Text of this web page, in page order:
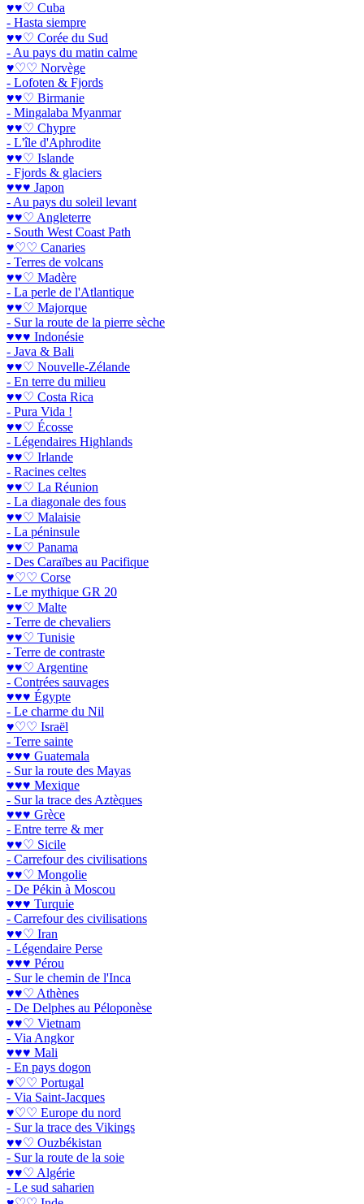
♥♥♡ Cuba
- Hasta siempre
♥♥♡ Corée du Sud
- Au pays du matin calme
♥♡♡ Norvège
- Lofoten & Fjords
♥♥♡ Birmanie
- Mingalaba Myanmar
♥♥♡ Chypre
- L'île d'Aphrodite
♥♥♡ Islande
- Fjords & glaciers
♥♥♥ Japon
- Au pays du soleil levant
♥♥♡ Angleterre
- South West Coast Path
♥♡♡ Canaries
- Terres de volcans
♥♥♡ Madère
- La perle de l'Atlantique
♥♥♡ Majorque
- Sur la route de la pierre sèche
♥♥♥ Indonésie
- Java & Bali
♥♥♡ Nouvelle-Zélande
- En terre du milieu
♥♥♡ Costa Rica
- Pura Vida !
♥♥♡ Écosse
- Légendaires Highlands
♥♥♡ Irlande
- Racines celtes
♥♥♡ La Réunion
- La diagonale des fous
♥♥♡ Malaisie
- La péninsule
♥♥♡ Panama
- Des Caraïbes au Pacifique
♥♡♡ Corse
- Le mythique GR 20
♥♥♡ Malte
- Terre de chevaliers
♥♥♡ Tunisie
- Terre de contraste
♥♥♡ Argentine
- Contrées sauvages
♥♥♥ Égypte
- Le charme du Nil
♥♡♡ Israël
- Terre sainte
♥♥♥ Guatemala
- Sur la route des Mayas
♥♥♥ Mexique
- Sur la trace des Aztèques
♥♥♥ Grèce
- Entre terre & mer
♥♥♡ Sicile
- Carrefour des civilisations
♥♥♡ Mongolie
- De Pékin à Moscou
♥♥♥ Turquie
- Carrefour des civilisations
♥♥♡ Iran
- Légendaire Perse
♥♥♥ Pérou
- Sur le chemin de l'Inca
♥♥♡ Athènes
- De Delphes au Péloponèse
♥♥♡ Vietnam
- Via Angkor
♥♥♥ Mali
- En pays dogon
♥♡♡ Portugal
- Via Saint-Jacques
♥♡♡ Europe du nord
- Sur la trace des Vikings
♥♥♡ Ouzbékistan
- Sur la route de la soie
♥♥♡ Algérie
- Le sud saharien